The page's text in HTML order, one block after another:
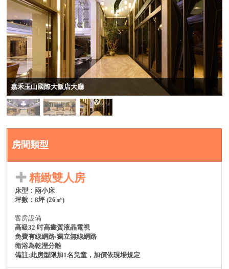
房間類型
精緻雙人房
床型：兩小床
坪數：8坪 (26㎡)
客房設備
高級32 吋高畫質液晶電視
免費有線網路/獨立無線網路
衛浴為乾溼分離
備註:此房型限加1名兒童，加價依現場規定